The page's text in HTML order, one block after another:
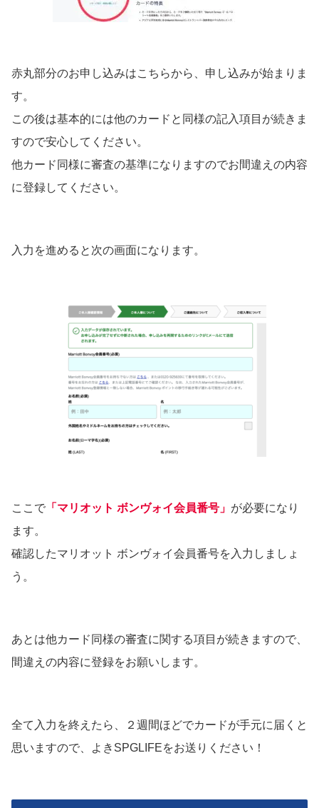
赤丸部分のお申し込みはこちらから、申し込みが始まりま
す。
この後は基本的には他のカードと同様の記入項目が続きま
すので安心してください。
他カード同様に審査の基準になりますのでお間違えの内容
に登録してください。
入力を進めると次の画面になります。
ここで 「マリオット ボンヴォイ会員番号」 が必要になり
ます。
確認したマリオット ボンヴォイ会員番号を入力しましょ
う。
あとは他カード同様の審査に関する項目が続きますので、
間違えの内容に登録をお願いします。
全て入力を終えたら、２週間ほどでカードが手元に届くと
思いますので、よきSPGLIFEをお送りください！